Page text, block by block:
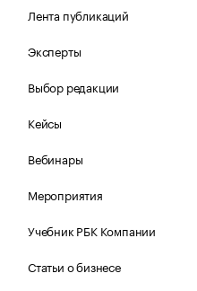
Лента публикаций
Эксперты
Выбор редакции
Кейсы
Вебинары
Мероприятия
Учебник РБК Компании
Статьи о бизнесе